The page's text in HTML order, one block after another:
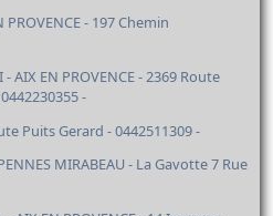
PROVENCE - 197 Chemin
- AIX EN PROVENCE - 2369 Route
-
Puits Gerard - 0442511309 -
MIRABEAU - La Gavotte 7 Rue